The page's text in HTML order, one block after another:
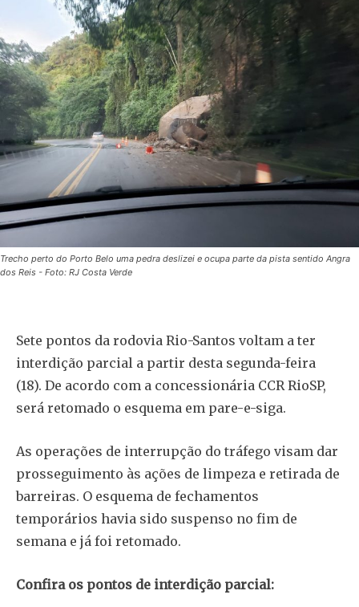
Trecho perto do Porto Belo uma pedra deslizei e ocupa parte da pista sentido Angra
dos Reis - Foto: RJ Costa Verde
Sete pontos da rodovia Rio-Santos voltam a ter
interdição parcial a partir desta segunda-feira
(18). De acordo com a concessionária CCR RioSP,
será retomado o esquema em pare-e-siga.
As operações de interrupção do tráfego visam dar
prosseguimento às ações de limpeza e retirada de
barreiras. O esquema de fechamentos
temporários havia sido suspenso no fim de
semana e já foi retomado.
Confira os pontos de interdição parcial: